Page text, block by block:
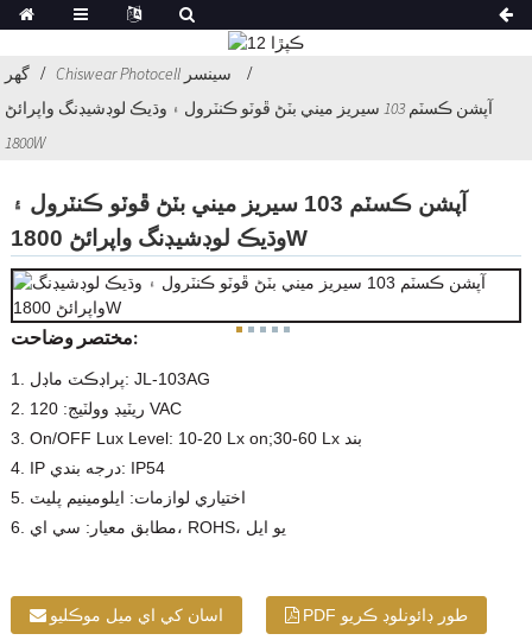
گهر
Chiswear Photocell سينسر
آپشن ڪسٽم 103 سيريز ميني بٽڻ ڦوٽو ڪنٽرول ۽ وڌيڪ لوڊشيڊنگ واپرائڻ
1800W
آپشن ڪسٽم 103 سيريز ميني بٽڻ ڦوٽو ڪنٽرول ۽
وڌيڪ لوڊشيڊنگ واپرائڻ 1800W
مختصر وضاحت:
1. پراڊڪٽ ماڊل: JL-103AG
2. ريٽيڊ وولٽيج: 120 VAC
3. On/OFF Lux Level: 10-20 Lx on;30-60 Lx بند
4. IP درجه بندي: IP54
5. اختياري لوازمات: ايلومينيم پليٽ
6. مطابق معيار: سي اي، ROHS، يو ايل
اسان کي اي ميل موڪليو PDF طور ڊائونلوڊ ڪريو